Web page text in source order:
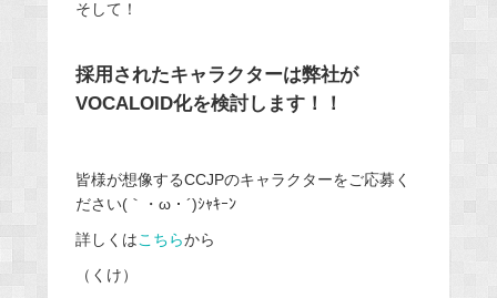
そして！
採用されたキャラクターは弊社が
VOCALOID化を検討します！！
皆様が想像するCCJPのキャラクターをご応募く
ださい(｀・ω・´)ｼｬｷｰﾝ
詳しくはこちらから
（くけ）